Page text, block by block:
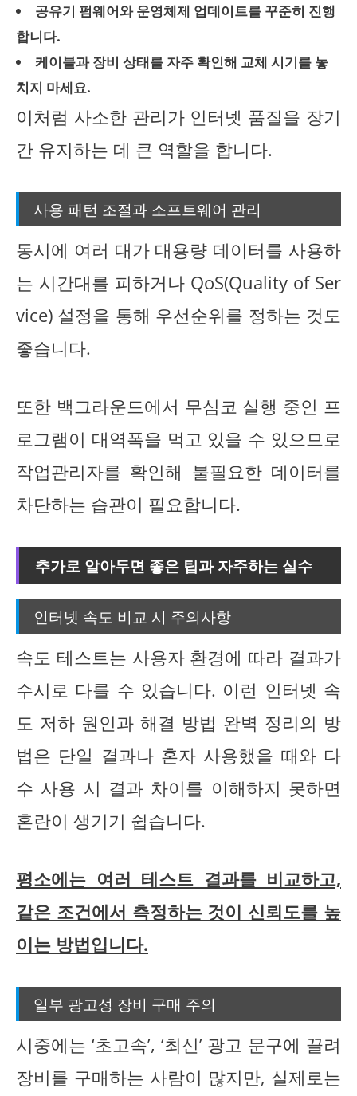
공유기 펌웨어와 운영체제 업데이트를 꾸준히 진행
합니다.
케이블과 장비 상태를 자주 확인해 교체 시기를 놓
치지 마세요.
이처럼 사소한 관리가 인터넷 품질을 장기
간 유지하는 데 큰 역할을 합니다.
사용 패턴 조절과 소프트웨어 관리
동시에 여러 대가 대용량 데이터를 사용하
는 시간대를 피하거나 QoS(Quality of Ser
vice) 설정을 통해 우선순위를 정하는 것도
좋습니다.
또한 백그라운드에서 무심코 실행 중인 프
로그램이 대역폭을 먹고 있을 수 있으므로
작업관리자를 확인해 불필요한 데이터를
차단하는 습관이 필요합니다.
추가로 알아두면 좋은 팁과 자주하는 실수
인터넷 속도 비교 시 주의사항
속도 테스트는 사용자 환경에 따라 결과가
수시로 다를 수 있습니다. 이런 인터넷 속
도 저하 원인과 해결 방법 완벽 정리의 방
법은 단일 결과나 혼자 사용했을 때와 다
수 사용 시 결과 차이를 이해하지 못하면
혼란이 생기기 쉽습니다.
평소에는 여러 테스트 결과를 비교하고,
같은 조건에서 측정하는 것이 신뢰도를 높
이는 방법입니다.
일부 광고성 장비 구매 주의
시중에는 ‘초고속’, ‘최신’ 광고 문구에 끌려
장비를 구매하는 사람이 많지만, 실제로는